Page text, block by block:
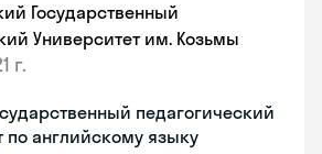
Государственный
Университет им. Козьмы
г.
педагогический
по английскому языку